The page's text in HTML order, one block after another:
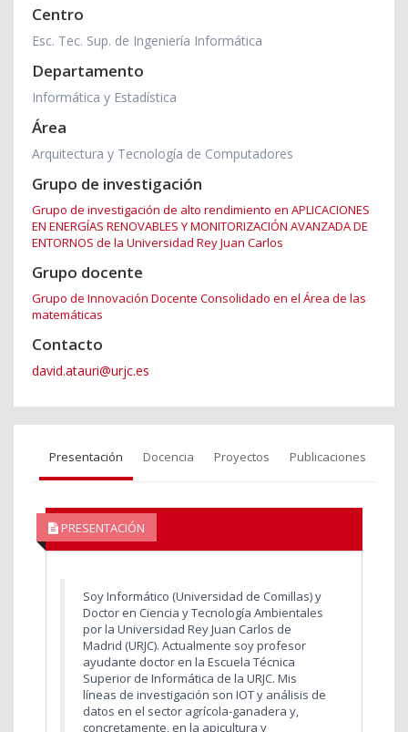
Centro
Esc. Tec. Sup. de Ingeniería Informática
Departamento
Informática y Estadística
Área
Arquitectura y Tecnología de Computadores
Grupo de investigación
Grupo de investigación de alto rendimiento en APLICACIONES
EN ENERGÍAS RENOVABLES Y MONITORIZACIÓN AVANZADA DE
ENTORNOS de la Universidad Rey Juan Carlos
Grupo docente
Grupo de Innovación Docente Consolidado en el Área de las
matemáticas
Contacto
david.atauri@urjc.es
Presentación Docencia Proyectos Publicaciones
PRESENTACIÓN
Soy Informático (Universidad de Comillas) y
Doctor en Ciencia y Tecnología Ambientales
por la Universidad Rey Juan Carlos de
Madrid (URJC). Actualmente soy profesor
ayudante doctor en la Escuela Técnica
Superior de Informática de la URJC. Mis
líneas de investigación son IOT y análisis de
datos en el sector agrícola-ganadera y,
concretamente, en la apicultura y